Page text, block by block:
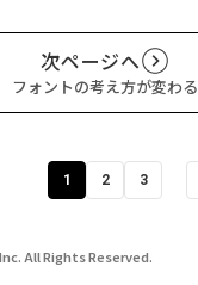
次ページへ
フォントの考え方が変わる
1 2 3
All Rights Reserved.